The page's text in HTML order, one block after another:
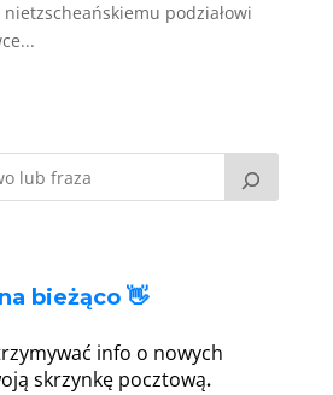
podziałowi
bieżąco 👋
info o nowych
skrzynkę pocztową.